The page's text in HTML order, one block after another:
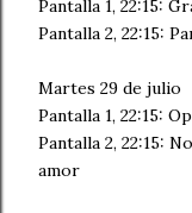
Pantalla 1, 22:15:
Pantalla 2, 22:15:
Martes 29 de julio
Pantalla 1, 22:15:
Pantalla 2, 22:15:
amor